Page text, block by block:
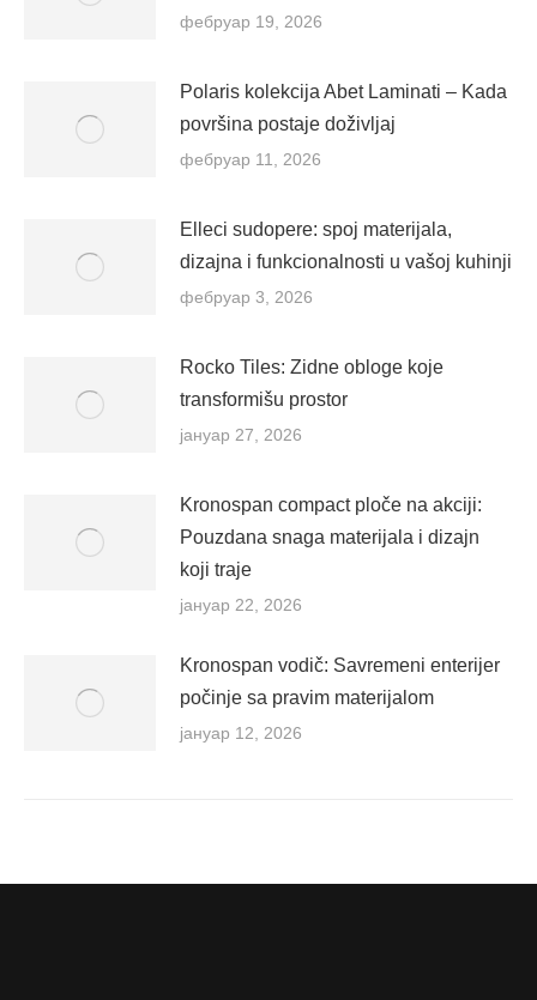
фебруар 19, 2026
Polaris kolekcija Abet Laminati – Kada
površina postaje doživljaj
фебруар 11, 2026
Elleci sudopere: spoj materijala,
dizajna i funkcionalnosti u vašoj kuhinji
фебруар 3, 2026
Rocko Tiles: Zidne obloge koje
transformišu prostor
јануар 27, 2026
Kronospan compact ploče na akciji:
Pouzdana snaga materijala i dizajn
koji traje
јануар 22, 2026
Kronospan vodič: Savremeni enterijer
počinje sa pravim materijalom
јануар 12, 2026